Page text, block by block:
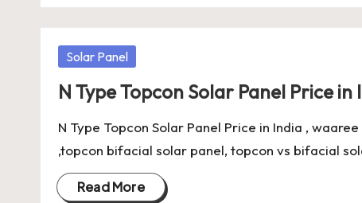
Posted
Solar Panel
N Type Topcon Solar Panel Price in
N Type Topcon Solar Panel Price in India ,
,topcon bifacial solar panel, topcon vs bifacial
Read More